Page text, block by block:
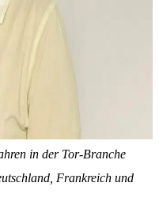
in der Tor-Branche
Frankreich und